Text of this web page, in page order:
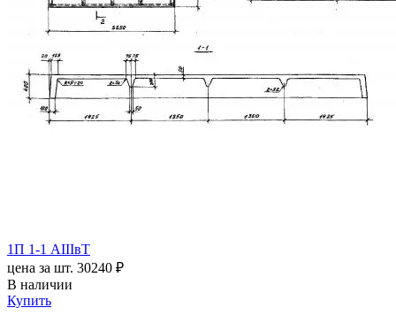
1П 1-1 АIIIвТ
цена за шт. 30240 ₽
В наличии
Купить